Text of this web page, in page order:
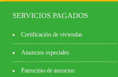
SERVICIOS PAGADOS
Certificación de viviendas
Anuncios especiales
Patrocinio de anuncios